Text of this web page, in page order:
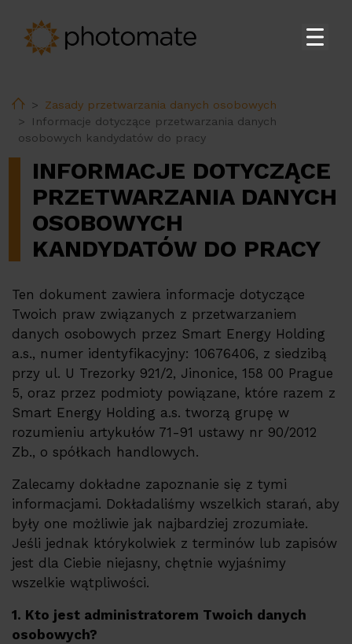
HomeZasady przetwarzania danych osobowych
Informacje dotyczące przetwarzania danych
osobowych kandydatów do pracy
INFORMACJE DOTYCZĄCE
PRZETWARZANIA DANYCH
OSOBOWYCH
KANDYDATÓW DO PRACY
Ten dokument zawiera informacje dotyczące
Twoich praw związanych z przetwarzaniem
danych osobowych przez Smart Energy Holding
a.s., numer identyfikacyjny: 10676406, z siedzibą
przy ul. U Trezorky 921/2, Jinonice, 158 00 Prague
5, oraz przez podmioty powiązane, które razem z
Smart Energy Holding a.s. tworzą grupę w
rozumieniu artykułów 71-91 ustawy nr 90/2012
Zb., o spółkach handlowych.
Zalecamy dokładne zapoznanie się z tymi
informacjami. Dokładaliśmy wszelkich starań, aby
były one możliwie jak najbardziej zrozumiałe.
Jeśli jednak którykolwiek z terminów lub zapisów
jest dla Ciebie niejasny, chętnie wyjaśnimy
wszelkie wątpliwości.
1. Kto jest administratorem Twoich danych
osobowych?
Produkty
Usługi
EMS
Baza produktów
Firma
Kariera
Partner Program
Dystrybutorzy
Kontakt